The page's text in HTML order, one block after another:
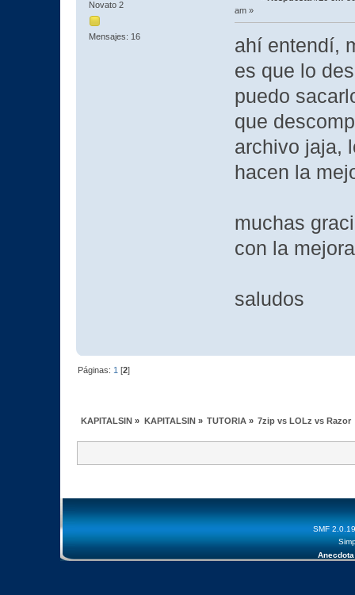
Novato 2
Mensajes: 16
am »
ahí entendí,
es que lo
puedo
que
archivo jaja,
hacen la
muchas
con la
saludos
Páginas: 1 [2]
KAPITALSIN » KAPITALSIN» TUTORIA» 7zip vs LOLz vs Razor
SMF 2.0.19
Anecdota